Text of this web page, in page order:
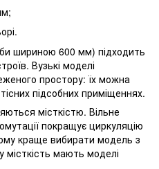
шириною 600 мм) підходить
Вузькі моделі
простору: їх можна
підсобних приміщеннях.
місткістю. Вільне
покращує циркуляцію
краще вибирати модель з
мають моделі